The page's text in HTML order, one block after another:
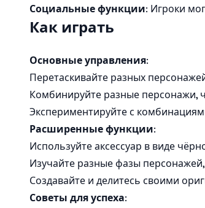
Социальные функции: Игроки
Как играть
Основные управления:
Перетаскивайте разных
Комбинируйте разные персонажи,
Экспериментируйте с
Расширенные функции:
Используйте аксессуар в виде
Изучайте разные фазы
Создавайте и делитесь своими
Советы для успеха: